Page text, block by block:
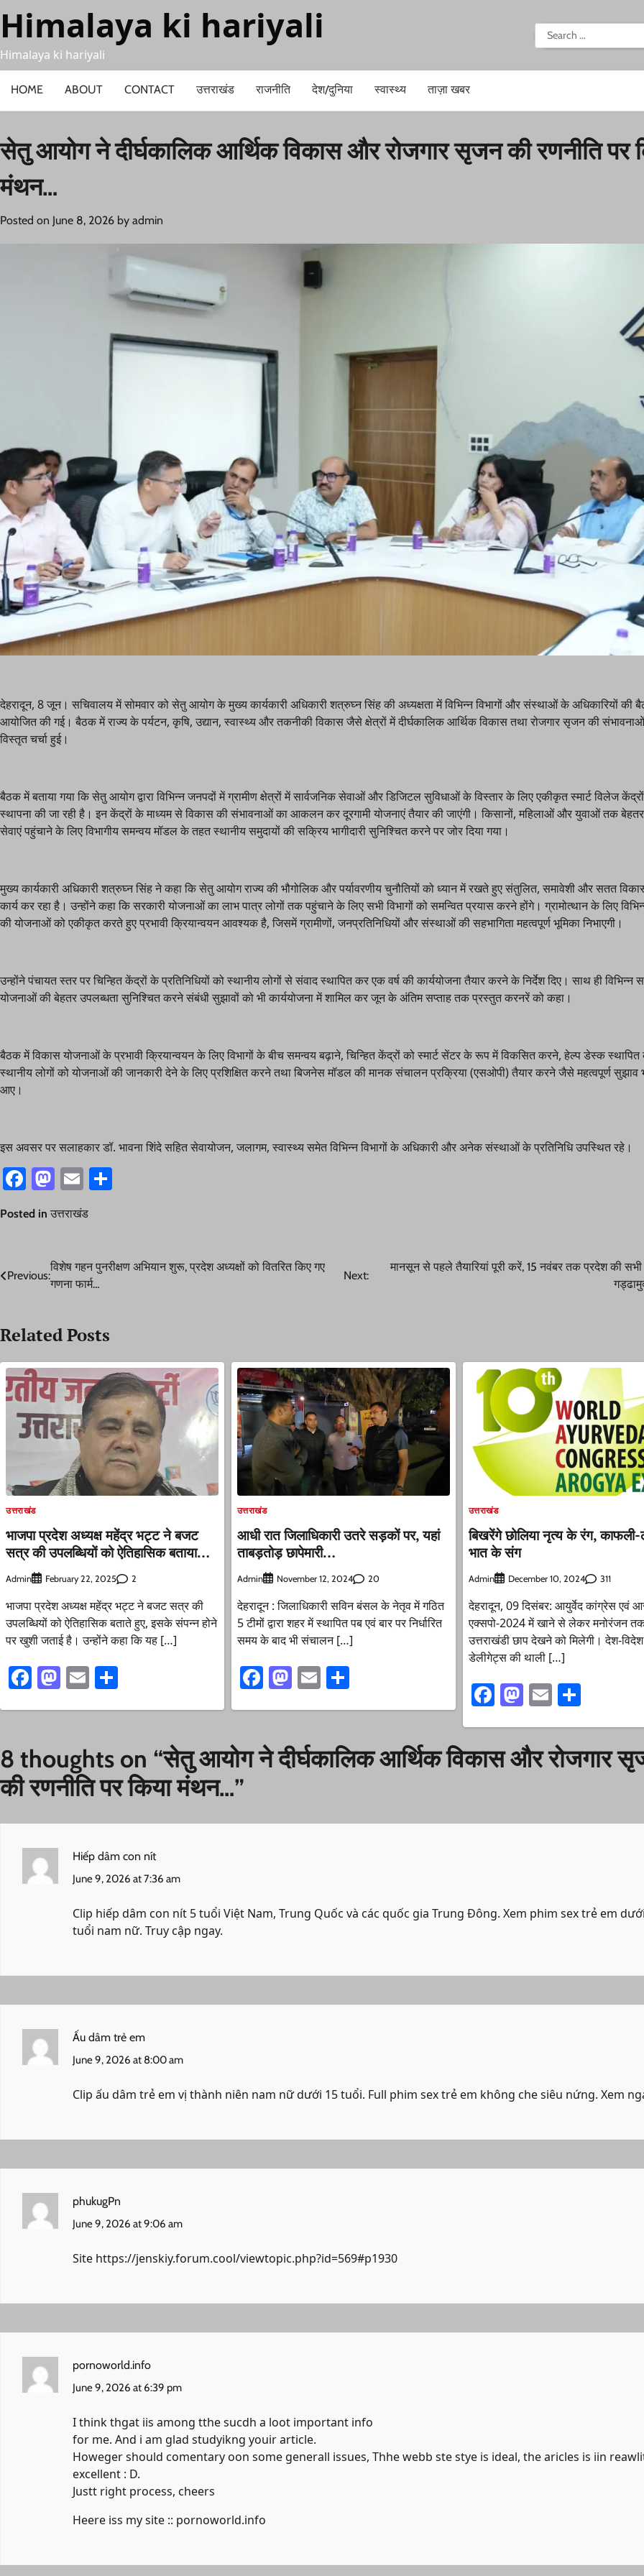
to
content
Himalaya ki hariyali
Himalaya ki hariyali
Search
for:
HOME ABOUT CONTACT उत्तराखंड राजनीति देश/दुनिया स्वास्थ्य ताज़ा खबर
सेतु आयोग ने दीर्घकालिक आर्थिक विकास और रोजगार सृजन की रणनीति पर
मंथन…
Posted on June 8, 2026 by admin
देहरादून, 8 जून। सचिवालय में सोमवार को सेतु आयोग के मुख्य कार्यकारी अधिकारी शत्रुघ्न सिंह की अध्यक्षता में विभिन्न विभागों और संस्थाओं के अधिकारियों की
आयोजित की गई। बैठक में राज्य के पर्यटन, कृषि, उद्यान, स्वास्थ्य और तकनीकी विकास जैसे क्षेत्रों में दीर्घकालिक आर्थिक विकास तथा रोजगार सृजन की
विस्तृत चर्चा हुई।
बैठक में बताया गया कि सेतु आयोग द्वारा विभिन्न जनपदों में ग्रामीण क्षेत्रों में सार्वजनिक सेवाओं और डिजिटल सुविधाओं के विस्तार के लिए एकीकृत स्मार्ट विलेज
स्थापना की जा रही है। इन केंद्रों के माध्यम से विकास की संभावनाओं का आकलन कर दूरगामी योजनाएं तैयार की जाएंगी। किसानों, महिलाओं और युवाओं तक
सेवाएं पहुंचाने के लिए विभागीय समन्वय मॉडल के तहत स्थानीय समुदायों की सक्रिय भागीदारी सुनिश्चित करने पर जोर दिया गया।
मुख्य कार्यकारी अधिकारी शत्रुघ्न सिंह ने कहा कि सेतु आयोग राज्य की भौगोलिक और पर्यावरणीय चुनौतियों को ध्यान में रखते हुए संतुलित, समावेशी और सतत
कार्य कर रहा है। उन्होंने कहा कि सरकारी योजनाओं का लाभ पात्र लोगों तक पहुंचाने के लिए सभी विभागों को समन्वित प्रयास करने होंगे। ग्रामोत्थान के लिए
की योजनाओं को एकीकृत करते हुए प्रभावी क्रियान्वयन आवश्यक है, जिसमें ग्रामीणों, जनप्रतिनिधियों और संस्थाओं की सहभागिता महत्वपूर्ण भूमिका निभाएगी।
उन्होंने पंचायत स्तर पर चिन्हित केंद्रों के प्रतिनिधियों को स्थानीय लोगों से संवाद स्थापित कर एक वर्ष की कार्ययोजना तैयार करने के निर्देश दिए। साथ ही विभिन्न
योजनाओं की बेहतर उपलब्धता सुनिश्चित करने संबंधी सुझावों को भी कार्ययोजना में शामिल कर जून के अंतिम सप्ताह तक प्रस्तुत करनरें को कहा।
बैठक में विकास योजनाओं के प्रभावी क्रियान्वयन के लिए विभागों के बीच समन्वय बढ़ाने, चिन्हित केंद्रों को स्मार्ट सेंटर के रूप में विकसित करने, हेल्प डेस्क
स्थानीय लोगों को योजनाओं की जानकारी देने के लिए प्रशिक्षित करने तथा बिजनेस मॉडल की मानक संचालन प्रक्रिया (एसओपी) तैयार करने जैसे महत्वपूर्ण सुझाव
आए।
इस अवसर पर सलाहकार डॉ. भावना शिंदे सहित सेवायोजन, जलागम, स्वास्थ्य समेत विभिन्न विभागों के अधिकारी और अनेक संस्थाओं के प्रतिनिधि उपस्थित रहे।
Facebook
Mastodon
Email
Posted in उत्तराखंड
Post
Previous:
विशेष गहन पुनरीक्षण अभियान शुरू, प्रदेश अध्यक्षों को वितरित किए गए
गणना फार्म…
Next:
मानसून से पहले तैयारियां पूरी करें, 15 नवंबर तक प्रदेश की
Related Posts
उत्तराखंड
भाजपा प्रदेश अध्यक्ष महेंद्र भट्ट ने बजट
सत्र की उपलब्धियों को ऐतिहासिक बताया…
Admin February 22, 2025 2
भाजपा प्रदेश अध्यक्ष महेंद्र भट्ट ने बजट सत्र की
उपलब्धियों को ऐतिहासिक बताते हुए, इसके संपन्न होने
पर खुशी जताई है। उन्होंने कहा कि यह […]
Facebook
Mastodon
Email
उत्तराखंड
आधी रात जिलाधिकारी उतरे सड़कों पर, यहां
ताबड़तोड़ छापेमारी…
Admin November 12, 2024 20
देहरादून : जिलाधिकारी सविन बंसल के नेतृव में गठित
5 टीमों द्वारा शहर में स्थापित पब एवं बार पर निर्धारित
समय के बाद भी संचालन […]
Facebook
Mastodon
EmailShare
उत्तराखंड
बिखरेंगे छोलिया नृत्य के रंग, काफली-
भात के संग
Admin December 10, 2024 311
देहरादून, 09 दिसंबर: आयुर्वेद कांग्रेस एवं
एक्सपो-2024 में खाने से लेकर मनोरंजन
उत्तराखंडी छाप देखने को मिलेगी। देश-
डेलीगेट्स की थाली […]
Facebook
Mastodon
EmailShare
8 thoughts on “सेतु आयोग ने दीर्घकालिक आर्थिक विकास और रोजगार
की रणनीति पर किया मंथन…”
Hiếp dâm con nít
June 9, 2026 at 7:36 am
Clip hiếp dâm con nít 5 tuổi Việt Nam, Trung Quốc và các quốc gia Trung Đông. Xem phim sex trẻ em
tuổi nam nữ. Truy cập ngay.
Ấu dâm trẻ em
June 9, 2026 at 8:00 am
Clip ấu dâm trẻ em vị thành niên nam nữ dưới 15 tuổi. Full phim sex trẻ em không che siêu nứng. Xem
phukugPn
June 9, 2026 at 9:06 am
Site https://jenskiy.forum.cool/viewtopic.php?id=569#p1930
pornoworld.info
June 9, 2026 at 6:39 pm
I think thgat iis among tthe sucdh a loot important info
for me. And i am glad studyikng youir article.
Howeger should comentary oon some generall issues, Thhe webb ste stye is ideal, the aricles is iin
excellent : D.
Justt right process, cheers
Heere iss my site :: pornoworld.info